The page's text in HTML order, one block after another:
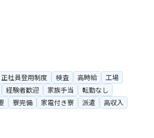
正社員登用制度 検査 高時給
工場
経験者歓迎 家族手当
転勤なし
寮完備 家電付き寮 派遣
高収入